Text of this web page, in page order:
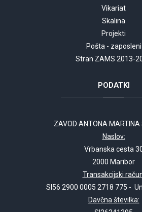
Vikariat
Skalina
Projekti
Pošta - zaposleni
Stran ZAMS 2013-
PODATKI
ZAVOD ANTONA MARTINA
Naslov:
Vrbanska cesta
2000 Maribor
Transakcijski
SI56 2900 0005 2718 775 -
Davčna številka: